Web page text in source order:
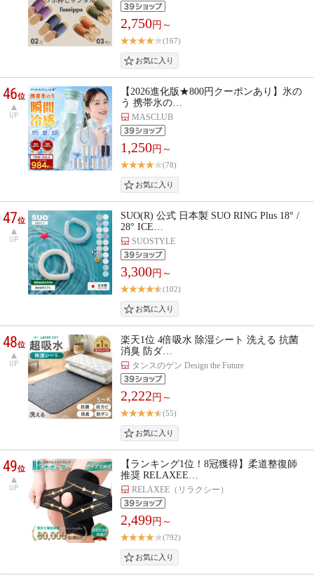
2,750円～
(167)
46位
UP
【2026進化版★800円クーポンあり】氷の
う 携帯氷の…
MASCLUB
1,250円～
(78)
47位
UP
SUO(R) 公式 日本製 SUO RING Plus 18° /
28° ICE…
SUOSTYLE
3,300円～
(102)
48位
UP
楽天1位 4倍吸水 除湿シート 洗える 抗菌
消臭 防ダ…
タンスのゲン Design the Future
2,222 円～
(55)
49位
UP
【ランキング1位！8冠獲得】柔道整復師
推奨 RELAXEE…
RELAXEE（リラクシー）
2,499円～
(792)